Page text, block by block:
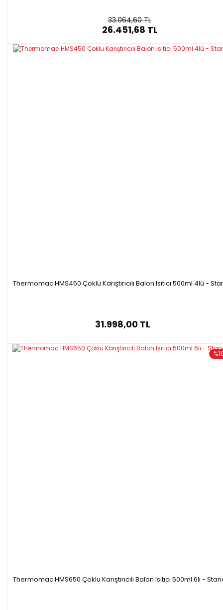
33.064,60 TL
26.451,68 TL
Thermomac HMS450 Çoklu Karıştırıcılı Balon Isıtıcı 500ml 4lü -
31.998,00 TL
Thermomac HMS650 Çoklu Karıştırıcılı Balon Isıtıcı 500ml 6lı -